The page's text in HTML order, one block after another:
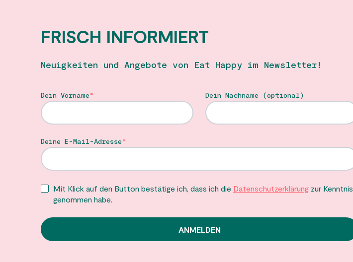
FRISCH INFORMIERT
Neuigkeiten und Angebote von Eat Happy im Newsletter!
Dein Vorname Dein Nachname (optional)
Deine E-Mail-Adresse
Mit Klick auf den Button bestätige ich, dass ich die Datenschutzerklärung zur Kenntnis
genommen habe.